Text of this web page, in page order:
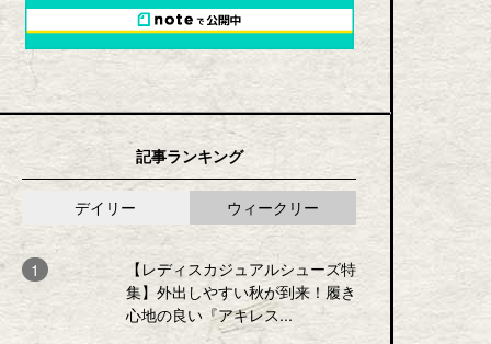
記事ランキング
デイリー ウィークリー
【レディスカジュアルシューズ特
集】外出しやすい秋が到来！履き
心地の良い『アキレス...